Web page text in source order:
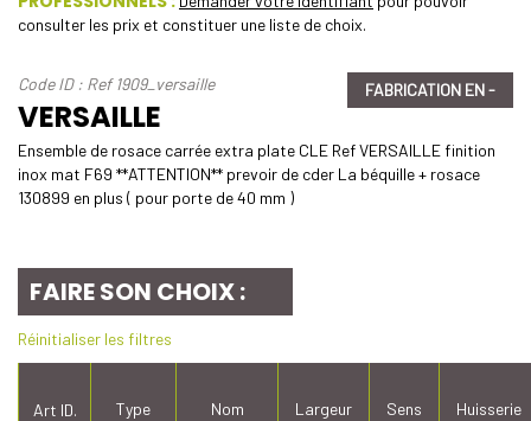
consulter les prix et constituer une liste de choix.
Code ID : Ref 1909_versaille
VERSAILLE
FABRICATION EN -
Ensemble de rosace carrée extra plate CLE Ref VERSAILLE finition
inox mat F69 **ATTENTION** prevoir de cder La béquille + rosace
130899 en plus ( pour porte de 40 mm )
FAIRE SON CHOIX :
Réinitialiser les filtres
Art ID. Type Nom Largeur Sens Huisserie